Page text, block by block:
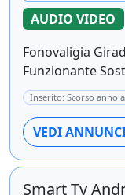
AUDIO VIDEO
Fonovaligia
Funzionante
Inserito: Scorso anno
VEDI
Smart Tv